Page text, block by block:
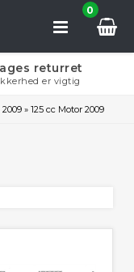
0
returret
er vigtig
2009 »125 cc Motor 2009